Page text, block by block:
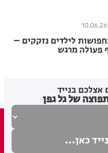
10.06.26
לילדים נזקקים –
פעולה מרגש
אצלכם בנייד
של גל גפן